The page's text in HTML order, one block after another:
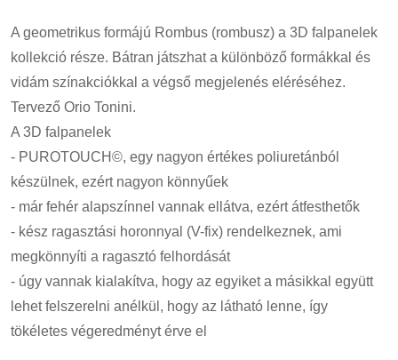
A geometrikus formájú Rombus (rombusz) a 3D falpanelek
kollekció része. Bátran játszhat a különböző formákkal és
vidám színakciókkal a végső megjelenés eléréséhez.
Tervező Orio Tonini.
A 3D falpanelek
- PUROTOUCH©, egy nagyon értékes poliuretánból
készülnek, ezért nagyon könnyűek
- már fehér alapszínnel vannak ellátva, ezért átfesthetők
- kész ragasztási horonnyal (V-fix) rendelkeznek, ami
megkönnyíti a ragasztó felhordását
- úgy vannak kialakítva, hogy az egyiket a másikkal együtt
lehet felszerelni anélkül, hogy az látható lenne, így
tökéletes végeredményt érve el